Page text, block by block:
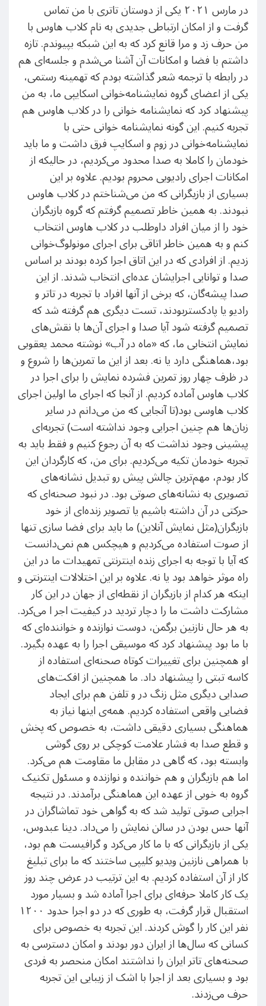
در مارس ۲۰۲۱ یکی از دوستان تاتری با من تماس
گرفت و از امکان ارتباطی جدیدی به نام کلاب هاوس با
من حرف زد و مرا قانع کرد که به این شبکه بپیوندم. تازه
داشتم با فضا و امکانات آن آشنا می‌شدم و جلسه‌ای هم
در رابطه با ترجمه شعر گذاشته بودم که تهمینه رستمی،
یکی از اعضای گروه نمایشنامه‌خوانی اسکایپی ما، به من
پیشنهاد کرد که نمایشنامه خوانی را در کلاب هاوس هم
تجربه کنیم. این گونه نمایشنامه خوانی حتی با
نمایشنامه‌خوانی در زوم و اسکایپ فرق داشت و ما باید
خودمان را کاملا به صدا محدود می‌کردیم، در حالیکه از
امکانات اجرای رادیویی محروم بودیم. علاوه بر این
بسیاری از بازیگرانی که من می‌شناختم در کلاب هاوس
نبودند. به همین خاطر تصمیم گرفتم که گروه بازیگران
خود را از میان افراد داوطلب در کلاب هاوس انتخاب
کنم و به همین خاطر اتاقی برای اجرای مونولوگ‌خوانی
زدیم. از افرادی که در این اتاق اجرا کرده بودند بر اساس
صدا و توانایی اجرایشان عده‌ای انتخاب شدند. از این
صدا پیشه‌گان، که برخی از آنها افراد با تجربه در تاتر و
رادیو یا پادکستربودند، تست دیگری هم گرفته شد که
تصمیم گرفته شود آیا صدا و اجرای آن‌ها با نقش‌های
نمایش انتخابی ما، که «ماه در آب» نوشته محمد یعقوبی
بود،هماهنگی دارد یا نه. بعد از این ما تمرین‌ها را شروع و
در ظرف چهار روز تمرین فشرده نمایش را برای اجرا در
کلاب هاوس آماده کردیم. از آنجا که اجرای ما اولین اجرای
کلاب هاوسی بود(تا آنجایی که من می‌دانم در سایر
زبان‌ها هم چنین اجرایی وجود نداشته است) تجربه‌ای
پیشینی وجود نداشت که به آن رجوع کنیم و فقط باید به
تجربه خود‌مان تکیه می‌کردیم. برای من، که کارگردان این
کار بودم، مهم‌ترین چالش پیش رو تبدیل نشانه‌های
تصویری به نشانه‌های صوتی بود. در نبود صحنه‌ای که
حرکتی در آن داشته باشیم یا تصویر زنده‌ای از خود
بازیگران(مثل نمایش آنلاین) ما باید برای فضا سازی تنها
از صوت استفاده می‌کردیم و هیچکس هم نمی‌دانست
که آیا با توجه به اجرای زنده اینترنتی تمهیدات ما در این
راه موثر خواهد بود یا نه. علاوه بر این اختلالات اینترنتی و
اینکه هر کدام از بازیگران از نقطه‌ای از جهان در این کار
مشارکت داشت ما را دچار تردید در کیفیت اجر ا می‌کرد.
به هر حال نازنین برگمن، دوست نوازنده و خواننده‌ای که
با ما بود پیشنهاد کرد که موسیقی اجرا را به عهده بگیرد.
او همچنین برای تغییرات کوتاه صحنه‌ای استفاده از
کاسه تبتی را پیشنهاد داد. ما همچنین از افکت‌های
صدایی دیگری مثل زنگ در و تلفن هم برای ایجاد
فضایی واقعی استفاده کردیم. همه‌ی اینها نیاز به
هماهنگی بسیاری دقیقی داشت، به خصوص که پخش
و قطع صدا به فشار علامت کوچکی بر روی گوشی
وابسته بود، که گاهی در مقابل ما مقاومت هم می‌کرد.
اما هم بازیگران و هم خواننده و نوازنده و مسئول تکنیک
گروه به خوبی از عهده این هماهنگی برآمدند. در نتیجه
اجرایی صوتی تولید شد که به گواهی خود تماشاگران در
آنها حس بودن در سالن نمایش را می‌داد. دینا عبدوس،
یکی از بازیگرانی که با ما کار می‌کرد و گرافیست هم بود،
با همراهی نازنین ویدیو کلیپی ساختند که ما برای تبلیغ
کار از آن استفاده کردیم. به این ترتیب در عرض چند روز
یک کار کاملا حرفه‌ای برای اجرا آماده شد و بسیار مورد
استقبال قرار گرفت، به طوری که در دو اجرا حدود ۱۲۰۰
نفر این کار را گوش کردند. این تجربه به خصوص برای
کسانی که سال‌ها از ایران دور بودند و امکان دسترسی به
صحنه‌های تاتر ایران را نداشتند امکان منحصر به فردی
بود و بسیاری بعد از اجرا با اشک از زیبایی این تجربه
حرف می‌زدند.